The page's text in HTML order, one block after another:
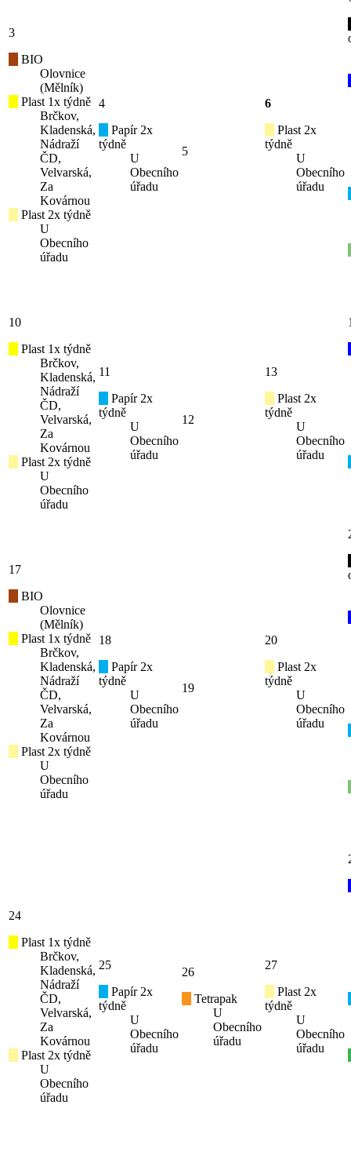
3
BIO
Olovnice
(Mělník)
Plast 1x týdně
Brčkov,
Kladenská,
Nádraží
ČD,
Velvarská,
Za
Kovárnou
Plast 2x týdně
U
Obecního
úřadu
4
Papír 2x
týdně
U
Obecního
úřadu
5
6
Plast 2x
týdně
U
Obecního
úřadu
10
Plast 1x týdně
Brčkov,
Kladenská,
Nádraží
ČD,
Velvarská,
Za
Kovárnou
Plast 2x týdně
U
Obecního
úřadu
11
Papír 2x
týdně
U
Obecního
úřadu
12
13
Plast 2x
týdně
U
Obecního
úřadu
17
BIO
Olovnice
(Mělník)
Plast 1x týdně
Brčkov,
Kladenská,
Nádraží
ČD,
Velvarská,
Za
Kovárnou
Plast 2x týdně
U
Obecního
úřadu
18
Papír 2x
týdně
U
Obecního
úřadu
19
20
Plast 2x
týdně
U
Obecního
úřadu
24
Plast 1x týdně
Brčkov,
Kladenská,
Nádraží
ČD,
Velvarská,
Za
Kovárnou
Plast 2x týdně
U
Obecního
úřadu
25
Papír 2x
týdně
U
Obecního
úřadu
26
Tetrapak
U
Obecního
úřadu
27
Plast 2x
týdně
U
Obecního
úřadu